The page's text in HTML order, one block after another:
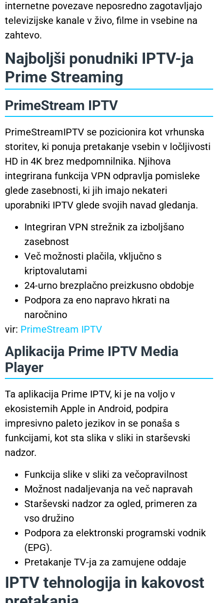
internetne povezave neposredno zagotavljajo
televizijske kanale v živo, filme in vsebine na
zahtevo.
Najboljši ponudniki IPTV-ja
Prime Streaming
PrimeStream IPTV
PrimeStreamIPTV se pozicionira kot vrhunska
storitev, ki ponuja pretakanje vsebin v ločljivosti
HD in 4K brez medpomnilnika. Njihova
integrirana funkcija VPN odpravlja pomisleke
glede zasebnosti, ki jih imajo nekateri
uporabniki IPTV glede svojih navad gledanja.
Integriran VPN strežnik za izboljšano
zasebnost
Več možnosti plačila, vključno s
kriptovalutami
24-urno brezplačno preizkusno obdobje
Podpora za eno napravo hkrati na
naročnino
vir: PrimeStream IPTV
Aplikacija Prime IPTV Media
Player
Ta aplikacija Prime IPTV, ki je na voljo v
ekosistemih Apple in Android, podpira
impresivno paleto jezikov in se ponaša s
funkcijami, kot sta slika v sliki in starševski
nadzor.
Funkcija slike v sliki za večopravilnost
Možnost nadaljevanja na več napravah
Starševski nadzor za ogled, primeren za
vso družino
Podpora za elektronski programski vodnik
(EPG).
Pretakanje TV-ja za zamujene oddaje
IPTV tehnologija in kakovost